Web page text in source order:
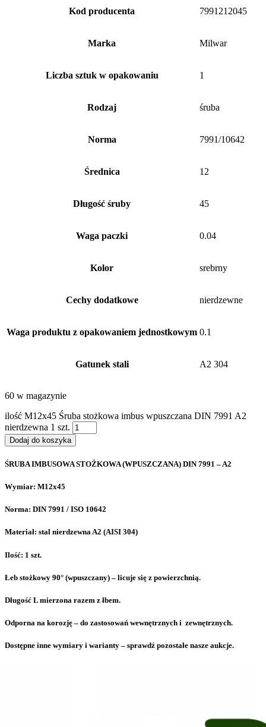
Kod producenta 7991212045
Marka Milwar
Liczba sztuk w opakowaniu 1
Rodzaj śruba
Norma 7991/10642
Średnica 12
Długość śruby 45
Waga paczki 0.04
Kolor srebrny
Cechy dodatkowe nierdzewne
Waga produktu z opakowaniem jednostkowym 0.1
Gatunek stali A2 304
60 w magazynie
ilość M12x45 Śruba stożkowa imbus wpuszczana DIN 7991 A2
nierdzewna 1 szt.
Dodaj do koszyka
ŚRUBA IMBUSOWA STOŻKOWA (WPUSZCZANA) DIN 7991 – A2
Wymiar: M12x45
Norma: DIN 7991 / ISO 10642
Materiał: stal nierdzewna A2 (AISI 304)
Ilość: 1 szt.
Łeb stożkowy 90° (wpuszczany) – licuje się z powierzchnią.
Długość L mierzona razem z łbem.
Odporna na korozję – do zastosowań wewnętrznych i zewnętrznych.
Dostępne inne wymiary i warianty – sprawdź pozostałe nasze aukcje.